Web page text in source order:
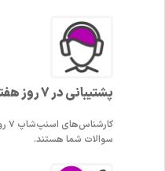
پشتیبانی در 7 روز هفته
سوالات شما هستند.